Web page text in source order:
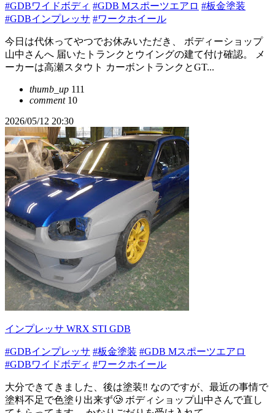
#GDBワイドボディ #GDB Mスポーツエアロ #板金塗装
#GDBインプレッサ #ワークホイール
今日は代休ってやつでお休みいただき、 ボディーショップ
山中さんへ 届いたトランクとウイングの建て付け確認。 メ
ーカーは高瀬スタウト カーボントランクとGT...
thumb_up 111
comment10
2026/05/12 20:30
インプレッサ WRX STI GDB
#GDBインプレッサ #板金塗装 #GDB Mスポーツエアロ
#GDBワイドボディ #ワークホイール
大分できてきました、後は塗装‼️ なのですが、最近の事情で
塗料不足で色塗り出来ず🥲 ボディショップ山中さんで直し